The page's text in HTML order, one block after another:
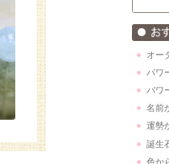
オー
パワ
パワ
名前
運勢
誕生
色か